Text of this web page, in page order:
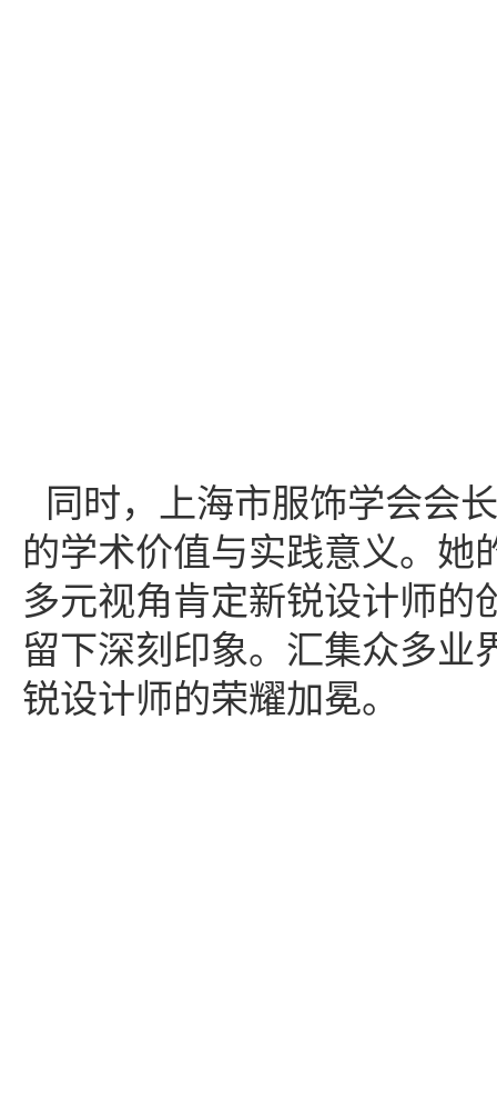
同时，上海市服饰学会会
的学术价值与实践意义。她
多元视角肯定新锐设计师的
留下深刻印象。汇集众多业
锐设计师的荣耀加冕。